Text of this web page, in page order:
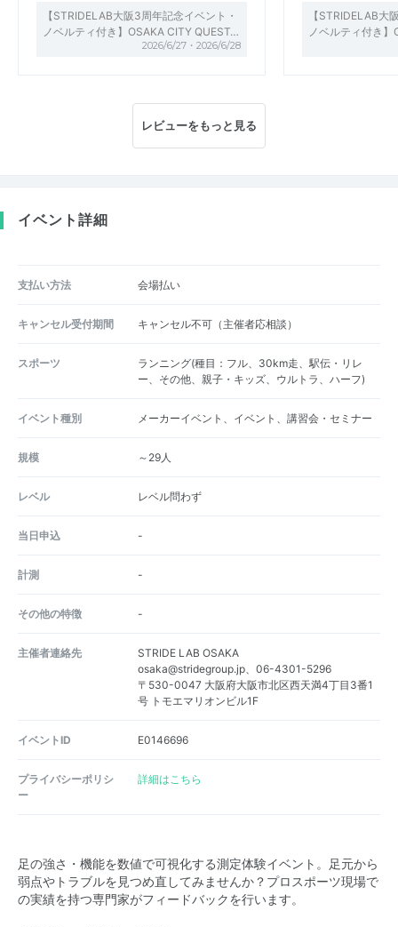
【STRIDELAB大阪3周年記念イベント・
ノベルティ付き】OSAKA CITY QUEST…
2026/6/27・2026/6/28
【STRIDELAB大
ノベルティ付き
レビューをもっと見る
イベント詳細
支払い方法 会場払い
キャンセル受付期間 キャンセル不可（主催者応相談）
スポーツ
ランニング(種目：フル、30km走、駅伝・リレ
ー、その他、親子・キッズ、ウルトラ、ハーフ)
イベント種別 メーカーイベント、イベント、講習会・セミナー
規模 ～29人
レベル レベル問わず
当日申込 -
計測 -
その他の特徴 -
主催者連絡先
STRIDE LAB OSAKA
osaka@stridegroup.jp、06-4301-5296
〒530-0047 大阪府大阪市北区西天満4丁目3番1
号 トモエマリオンビル1F
イベントID E0146696
プライバシーポリシ
ー
詳細はこちら
足の強さ・機能を数値で可視化する測定体験イベント。足元から
弱点やトラブルを見つめ直してみませんか？プロスポーツ現場で
の実績を持つ専門家がフィードバックを行います。